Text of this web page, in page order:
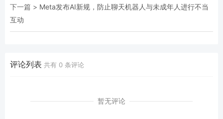
下一篇 > Meta发布AI新规，防止聊天机器人与未成年人进行不当
互动
评论列表 共有 0 条评论
暂无评论